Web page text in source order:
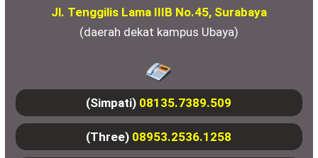
Jl. Tenggilis Lama IIIB No.45, Surabaya
(daerah dekat kampus Ubaya)
(Simpati) 08135.7389.509
(Three) 08953.2536.1258